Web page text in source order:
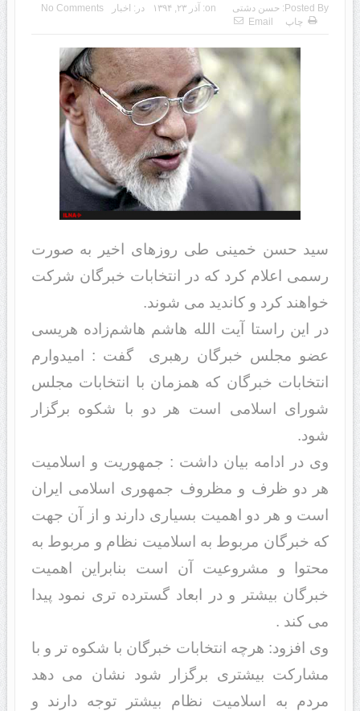
Posted By: حسن دشتی on: آذر ۲۳, ۱۳۹۴ در: اخبار
No Comments
چاپ
Email
سید حسن خمینی طی روزهای اخیر به صورت
رسمی اعلام کرد که در انتخابات خبرگان شرکت
خواهند کرد و کاندید می شوند.
در این راستا آیت الله هاشم هاشم‌زاده هریسی
عضو مجلس خبرگان رهبری گفت : امیدوارم
انتخابات خبرگان که همزمان با انتخابات مجلس
شورای اسلامی است هر دو با شکوه برگزار
شود.
وی در ادامه بیان داشت : جمهوریت و اسلامیت
هر دو ظرف و مظروف جمهوری اسلامی ایران
است و هر دو اهمیت بسیاری دارند و از آن جهت
که خبرگان مربوط به اسلامیت نظام و مربوط به
محتوا و مشروعیت آن است بنابراین اهمیت
خبرگان بیشتر و در ابعاد گسترده تری نمود پیدا
می کند .
وی افزود: هرچه انتخابات خبرگان با شکوه تر و با
مشارکت بیشتری برگزار شود نشان می دهد
مردم به اسلامیت نظام بیشتر توجه دارند و